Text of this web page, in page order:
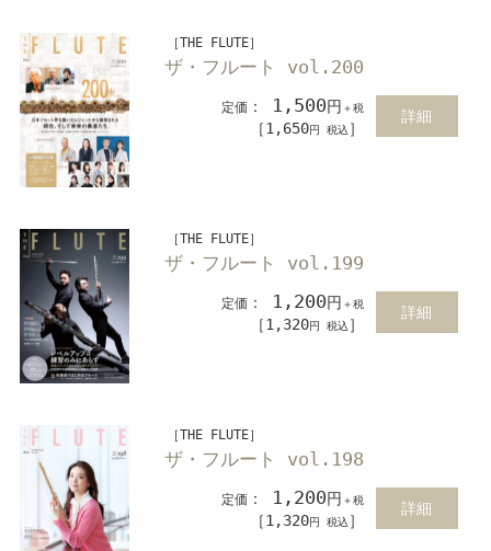
［THE FLUTE］
ザ・フルート vol.200
定価 ： 1,500円 ＋税
［1,650円 税込 ］
詳細
［THE FLUTE］
ザ・フルート vol.199
定価 ： 1,200円 ＋税
［1,320円 税込 ］
詳細
［THE FLUTE］
ザ・フルート vol.198
定価 ： 1,200円 ＋税
［1,320円 税込 ］
詳細